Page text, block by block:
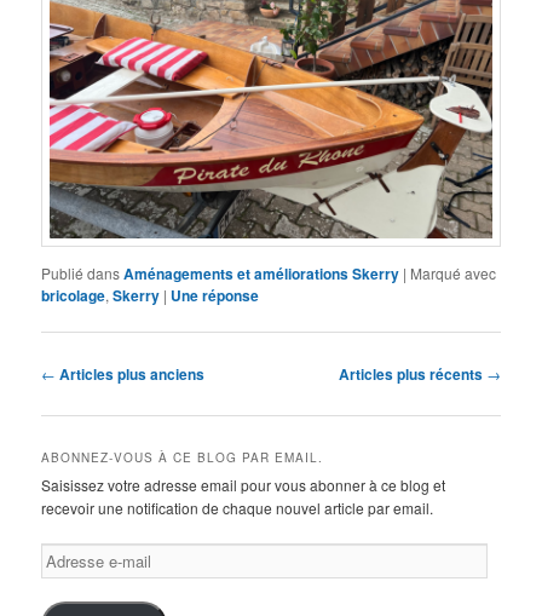
Publié dansAménagements et améliorations Skerry | Marqué avec
bricolage,Skerry | Uneréponse
Navigation
articles
← Articles plus anciens Articles plus récents →
ABONNEZ-VOUS À CE BLOG PAR EMAIL.
Saisissez votre adresse email pour vous abonner à ce blog et
recevoir une notification de chaque nouvel article par email.
Adresse
e-
mail